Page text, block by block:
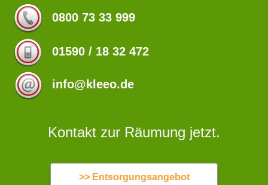
0800 73 33 999
01590 / 18 32 472
info@kleeo.de
Kontakt zur Räumung jetzt.
>> Entsorgungsangebot